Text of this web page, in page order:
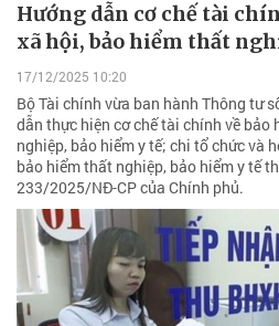
Hướng dẫn cơ chế tài
xã hội, bảo hiểm thất
17/12/2025 10:20
Bộ Tài chính vừa ban hành Thông tư
dẫn thực hiện cơ chế tài chính về bảo
nghiệp, bảo hiểm y tế; chi tổ chức và
bảo hiểm thất nghiệp, bảo hiểm y tế
233/2025/NĐ-CP của Chính phủ.